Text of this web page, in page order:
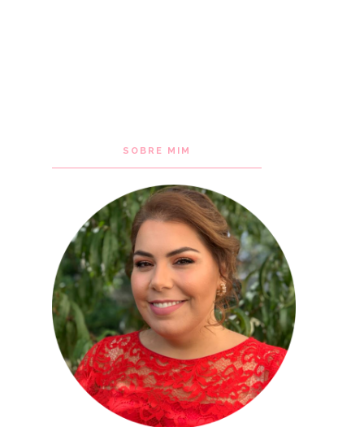
SOBRE MIM